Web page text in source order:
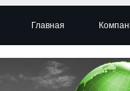
Главная